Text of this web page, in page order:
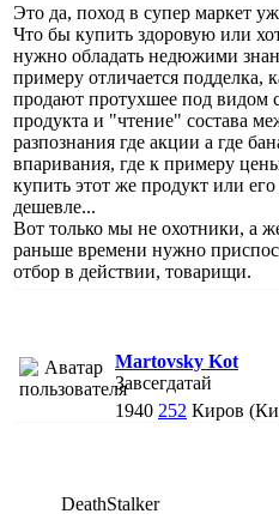
Это да, поход в супер маркет
Что бы купить здоровую или
нужно обладать недюжими
примеру отличается подделка,
продают протухшее под видом
продукта и "чтение" состава
разпознания где акции а где
впаривания, где к примеру
купить этот же продукт или
дешевле...
Вот только мы не охотники, а
раньше времени нужно
отбор в действии, товарищи.
Martovsky Kot
Завсегдатай
1940 252 Киров
DeathStalker